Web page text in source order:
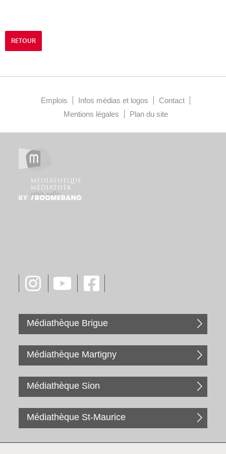
RETOUR
Emplois Infos médias et logos
Contact
Mentions légales
Plan du site
Médiathèque Brigue
Médiathèque Martigny
Médiathèque Sion
Médiathèque St-Maurice